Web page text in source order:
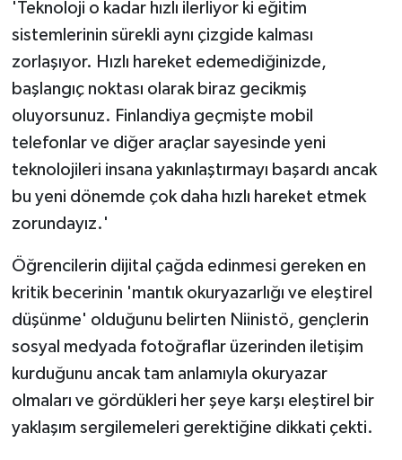
'Teknoloji o kadar hızlı ilerliyor ki eğitim
sistemlerinin sürekli aynı çizgide kalması
zorlaşıyor. Hızlı hareket edemediğinizde,
başlangıç noktası olarak biraz gecikmiş
oluyorsunuz. Finlandiya geçmişte mobil
telefonlar ve diğer araçlar sayesinde yeni
teknolojileri insana yakınlaştırmayı başardı ancak
bu yeni dönemde çok daha hızlı hareket etmek
zorundayız.'
Öğrencilerin dijital çağda edinmesi gereken en
kritik becerinin 'mantık okuryazarlığı ve eleştirel
düşünme' olduğunu belirten Niinistö, gençlerin
sosyal medyada fotoğraflar üzerinden iletişim
kurduğunu ancak tam anlamıyla okuryazar
olmaları ve gördükleri her şeye karşı eleştirel bir
yaklaşım sergilemeleri gerektiğine dikkati çekti.